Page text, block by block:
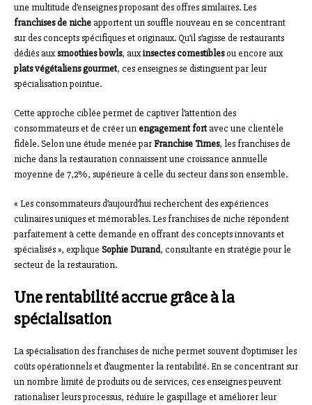
une multitude d’enseignes proposant des offres similaires. Les
franchises de nicheapportent un souffle nouveau en se concentrant
sur des concepts spécifiques et originaux. Qu’il s’agisse de restaurants
dédiés auxsmoothies bowls, auxinsectes comestiblesou encore aux
plats végétaliens gourmet, ces enseignes se distinguent par leur
spécialisation pointue.
Cette approche ciblée permet de captiver l’attention des
consommateurs et de créer unengagement fortavec une clientèle
fidèle. Selon une étude menée parFranchise Times, les franchises de
niche dans la restauration connaissent une croissance annuelle
moyenne de 7,2%, supérieure à celle du secteur dans son ensemble.
« Les consommateurs d’aujourd’hui recherchent des expériences
culinaires uniques et mémorables. Les franchises de niche répondent
parfaitement à cette demande en offrant des concepts innovants et
spécialisés », explique Sophie Durand, consultante en stratégie pour le
secteur de la restauration.
Une rentabilité accrue grâce à la
spécialisation
La spécialisation des franchises de niche permet souvent d’optimiser les
coûts opérationnels et d’augmenter la rentabilité. En se concentrant sur
un nombre limité de produits ou de services, ces enseignes peuvent
rationaliser leurs processus, réduire le gaspillage et améliorer leur